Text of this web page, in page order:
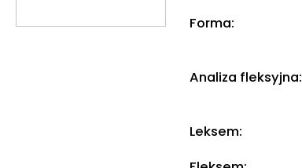
Forma:
Analiza fleksyjna:
Leksem: